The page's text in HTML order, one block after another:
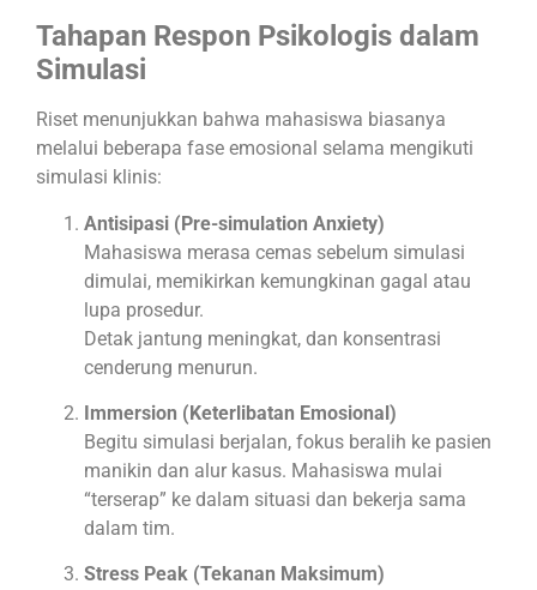
Tahapan Respon Psikologis dalam
Simulasi
Riset menunjukkan bahwa mahasiswa biasanya
melalui beberapa fase emosional selama mengikuti
simulasi klinis:
Antisipasi (Pre-simulation Anxiety)
Mahasiswa merasa cemas sebelum simulasi
dimulai, memikirkan kemungkinan gagal atau
lupa prosedur.
Detak jantung meningkat, dan konsentrasi
cenderung menurun.
Immersion (Keterlibatan Emosional)
Begitu simulasi berjalan, fokus beralih ke pasien
manikin dan alur kasus. Mahasiswa mulai
“terserap” ke dalam situasi dan bekerja sama
dalam tim.
Stress Peak (Tekanan Maksimum)